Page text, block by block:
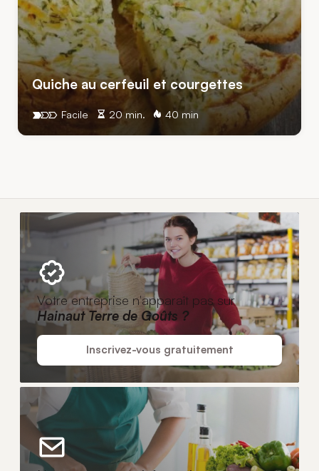
Quiche au cerfeuil et courgettes
20 min. 40 min
Facile
Votre entreprise n'apparaît pas sur
Hainaut Terre de Goûts ?
Inscrivez-vous gratuitement